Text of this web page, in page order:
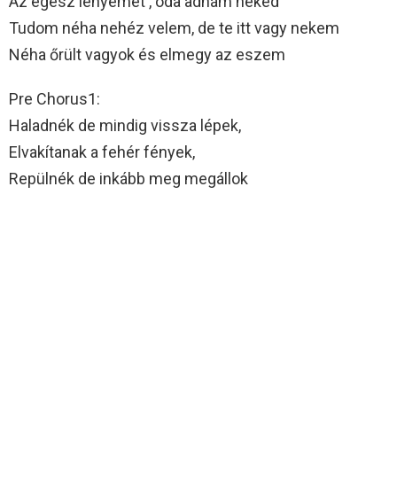
Tudom néha nehéz velem, de te itt vagy nekem
Néha őrült vagyok és elmegy az eszem
Pre Chorus1:
Haladnék de mindig vissza lépek,
Elvakítanak a fehér fények,
Repülnék de inkább meg megállok